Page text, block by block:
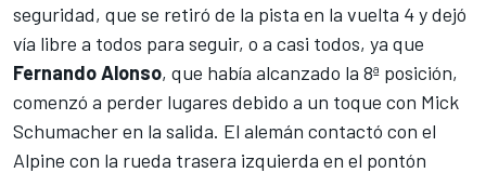
seguridad, que se retiró de la pista en la vuelta 4 y dejó
vía libre a todos para seguir, o a casi todos, ya que
Fernando Alonso, que había alcanzado la 8ª posición,
comenzó a perder lugares debido a un toque con Mick
Schumacher en la salida. El alemán contactó con el
Alpine con la rueda trasera izquierda en el pontón